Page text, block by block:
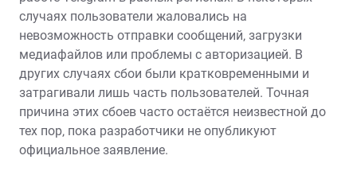
случаях пользователи жаловались на
невозможность отправки сообщений‚ загрузки
медиафайлов или проблемы с авторизацией. В
других случаях сбои были кратковременными и
затрагивали лишь часть пользователей. Точная
причина этих сбоев часто остаётся неизвестной до
тех пор‚ пока разработчики не опубликуют
официальное заявление.